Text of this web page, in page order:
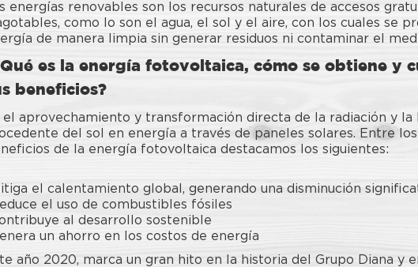
energías renovables son los recursos naturales de accesos
como lo son el agua, el sol y el aire, con los cuales se
de manera limpia sin generar residuos ni contaminar el
es la energía fotovoltaica, cómo se obtiene y
beneficios?
el aprovechamiento y transformación directa de la radiación y la
del sol en energía a través de paneles solares. Entre
de la energía fotovoltaica destacamos los siguientes:
el calentamiento global, generando una disminución
el uso de combustibles fósiles
al desarrollo sostenible
un ahorro en los costos de energía
año 2020, marca un gran hito en la historia del Grupo Diana y